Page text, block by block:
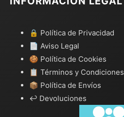
🔒 Política de Privacidad
📄 Aviso Legal
🍪 Política de Cookies
📋 Términos y Condiciones
📦 Política de Envíos
↩️ Devoluciones